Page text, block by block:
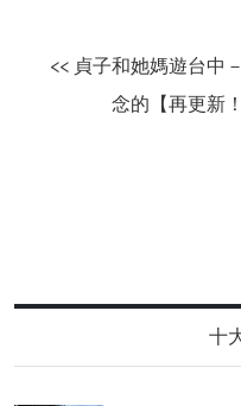
<< 貞子和她媽遊台中
念的【再更新
十